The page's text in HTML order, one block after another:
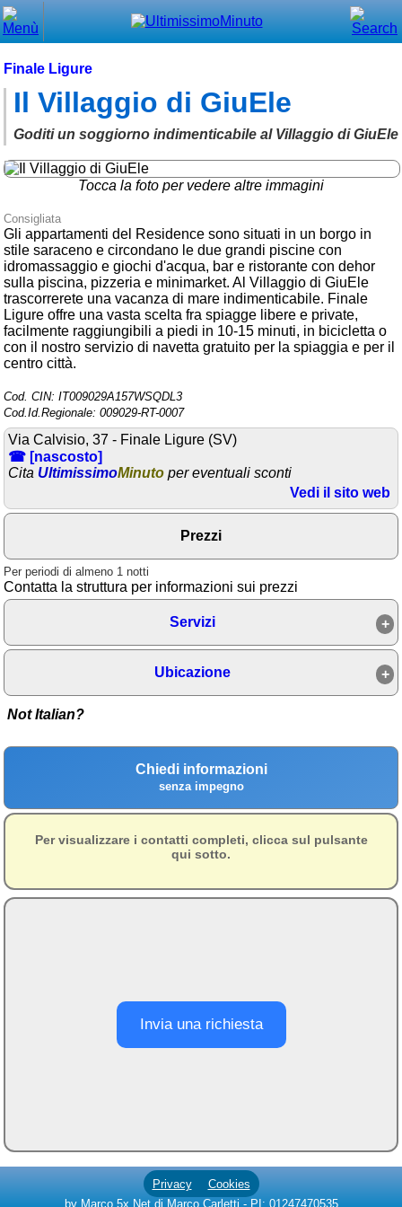
Finale Ligure
Il Villaggio di GiuEle
Goditi un soggiorno indimenticabile al Villaggio di GiuEle
Tocca la foto per vedere altre immagini
Consigliata
Gli appartamenti del Residence sono situati in un borgo in
stile saraceno e circondano le due grandi piscine con
idromassaggio e giochi d'acqua, bar e ristorante con dehor
sulla piscina, pizzeria e minimarket. Al Villaggio di GiuEle
trascorrerete una vacanza di mare indimenticabile. Finale
Ligure offre una vasta scelta fra spiagge libere e private,
facilmente raggiungibili a piedi in 10-15 minuti, in bicicletta o
con il nostro servizio di navetta gratuito per la spiaggia e per il
centro città.
Cod. CIN: IT009029A157WSQDL3
Cod.Id.Regionale: 009029-RT-0007
Via Calvisio, 37 - Finale Ligure (SV)
☎ [nascosto]
Cita UltimissimoMinuto per eventuali sconti
Vedi il sito web
Prezzi
Per periodi di almeno 1 notti
Contatta la struttura per informazioni sui prezzi
Servizi
Ubicazione
Not Italian?
Chiedi informazioni
senza impegno
Per visualizzare i contatti completi, clicca sul pulsante
qui sotto.
Invia una richiesta
Privacy
Cookies
by Marco 5x Net di Marco Carletti - PI: 01247470535
Menù principale
⌂ Home
🕐 Last Minute
🕐 First Minute
Trova vicino a te
➕ Inserisci annuncio
Ottenere il CIN
Blog
Eventi e cose da vedere
➕ Segnala evento
Area riservata
Chi siamo
➕ Segnala evento
Area riservata
Ricerche popolari
Location per eventi in
opzioni disponibili
confortevole alla Casa
per Ferie San Francesco
Opportunità di vendita
Opzioni di hotel a 2
stelle a Finale Ligure
Soggiorni di Relax e
Affitto appartamenti a